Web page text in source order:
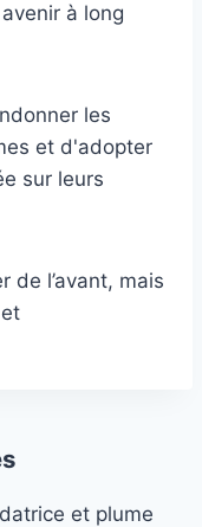
à long
les
et d'adopter
sur leurs
de l’avant, mais
et plume